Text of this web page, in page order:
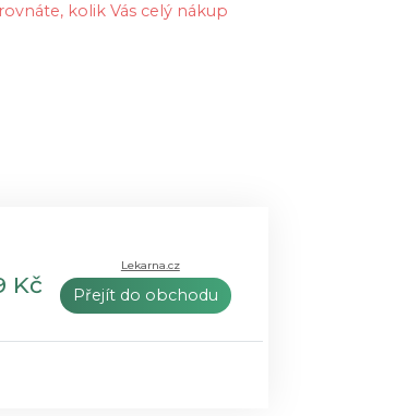
kolik Vás celý nákup
Kč
Lekarna.cz
Přejít do obchodu